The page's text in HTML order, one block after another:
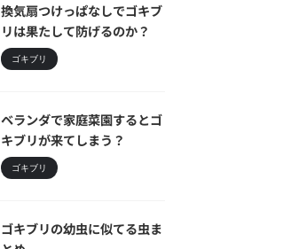
換気扇つけっぱなしでゴキブ
リは果たして防げるのか？
ゴキブリ
ベランダで家庭菜園するとゴ
キブリが来てしまう？
ゴキブリ
ゴキブリの幼虫に似てる虫ま